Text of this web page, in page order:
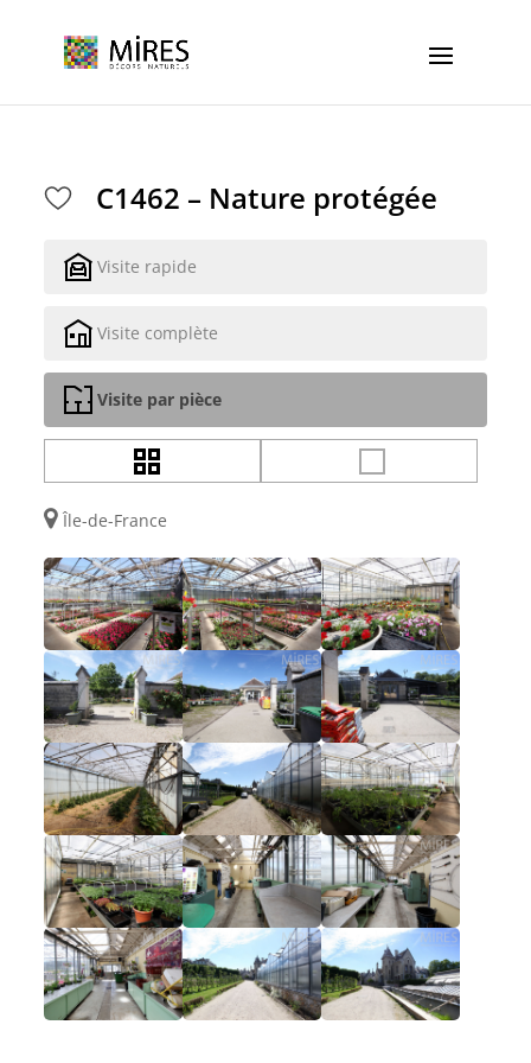
C1462 – Nature protégée
Visite rapide
Visite complète
Visite par pièce
Île-de-France